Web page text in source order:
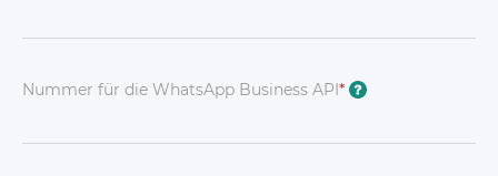
Nummer für die WhatsApp Business API* ?